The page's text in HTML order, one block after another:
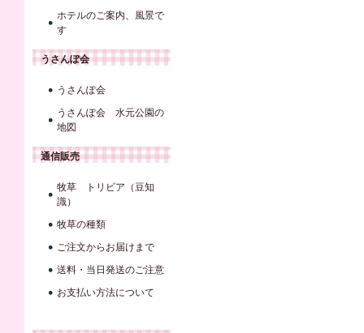
ホテルのご案内、風景で
す
うさんぽ会
うさんぽ会
うさんぽ会 水元公園の
地図
通信販売
牧草 トリビア（豆知
識）
牧草の種類
ご注文からお届けまで
送料・当日発送のご注意
お支払い方法について